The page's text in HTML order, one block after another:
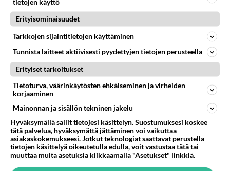
JU1PP1
2021-10-21 02:36:26
tietojen käyttö
Erityisominaisuudet
Tarkkojen sijaintitietojen käyttäminen
Tunnista laitteet aktiivisesti pyydettyjen tietojen perusteella
Erityiset tarkoitukset
Tietoturva, väärinkäytösten ehkäiseminen ja virheiden
korjaaminen
Mainonnan ja sisällön tekninen jakelu
Hyväksymällä sallit tietojesi käsittelyn. Suostumuksesi koskee
tätä palvelua, hyväksymättä jättäminen voi vaikuttaa
asiakaskokemukseesi. Jotkut teknologiat saattavat perustella
tietojen käsittelyä oikeutetulla edulla, voit vastustaa tätä tai
muuttaa muita asetuksia klikkaamalla "Asetukset" linkkiä.